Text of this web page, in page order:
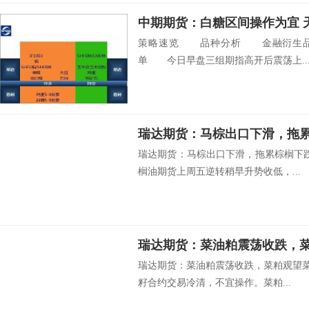
中期期货：白糖区间操作为宜
策略速览 品种分析 金融衍生
单 今日早盘三组期指高开后震荡上
瑞达期货：马棕出口下滑，拖
瑞达期货：马棕出口下滑，拖累棕榈下
榈油期货上周五逆转稍早升势收低，...
瑞达期货：菜油粕震荡收跌，
瑞达期货：菜油粕震荡收跌，菜粕观望
籽合约交易冷清，不宜操作。菜粕...